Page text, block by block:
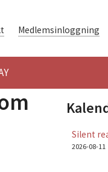
Medlemsinloggning
Silent
2026-08-11